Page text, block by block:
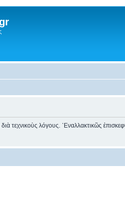
διὰ τεχνικοὺς λόγους. ᾿Εναλλακτικῶς